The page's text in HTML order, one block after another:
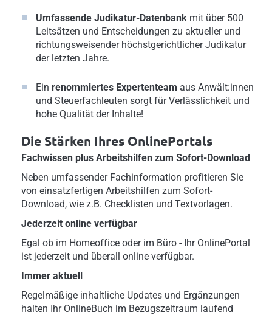
Umfassende Judikatur-Datenbank mit über 500
Leitsätzen und Entscheidungen zu aktueller und
richtungsweisender höchstgerichtlicher Judikatur
der letzten Jahre.
Ein renommiertes Expertenteam aus Anwält:innen
und Steuerfachleuten sorgt für Verlässlichkeit und
hohe Qualität der Inhalte!
Die Stärken Ihres OnlinePortals
Fachwissen plus Arbeitshilfen zum Sofort-Download
Neben umfassender Fachinformation profitieren Sie
von einsatzfertigen Arbeitshilfen zum Sofort-
Download, wie z.B. Checklisten und Textvorlagen.
Jederzeit online verfügbar
Egal ob im Homeoffice oder im Büro - Ihr OnlinePortal
ist jederzeit und überall online verfügbar.
Immer aktuell
Regelmäßige inhaltliche Updates und Ergänzungen
halten Ihr OnlineBuch im Bezugszeitraum laufend